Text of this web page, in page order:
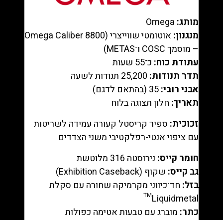
מק"ט
98812645
מותג:
מנגנון:
אוטומטי שווייצרי (Omega Caliber 8800
– מוסמך COSC ו־METAS)
עתודת כוח: כ־55 שעות
תדר תנודות:
אבני רובי:
תאריך: חלון תצוגה בלוח
זכוכית: ספיר קריסטל קעורה עמידה לשריטות
עם ציפוי אנטי-רפלקטיבי משני הצדדים
חומר קייס: נירוסטה 316 מלוטשת
גב קייס: שקוף (Exhibition Caseback)
בזל: חד־כיווני מקרמיקה שחורה עם סקלת
Liquidmetal™
כתר: מוברג עם טבעות אטימה כפולות